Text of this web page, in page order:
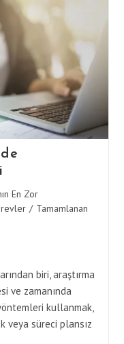
En Zor
/ Tamamlanan
biri, araştırma
ve zamanında
kullanmak,
veya süreci plansız